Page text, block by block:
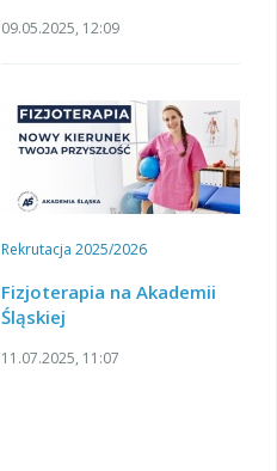
09.05.2025, 12:09
Rekrutacja 2025/2026
Fizjoterapia na Akademii
Śląskiej
11.07.2025, 11:07